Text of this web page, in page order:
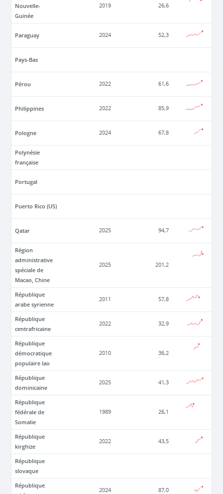
Nouvelle-
Guinée
2019 26,6
Paraguay 2024 52,3
Pays-Bas
Pérou 2022 61,6
Philippines 2022 85,9
Pologne 2024 67,8
Polynésie
française
Portugal
Puerto Rico (US)
Qatar 2025 94,7
Région
administrative
spéciale de
Macao, Chine
2025 201,2
République
arabe syrienne
2011 57,8
République
centrafricaine
2022 32,9
République
démocratique
populaire lao
2010 36,2
République
dominicaine
2025 41,3
République
fédérale de
Somalie
1989 26,1
République
kirghize
2022 43,5
République
slovaque
République
2024 87,0